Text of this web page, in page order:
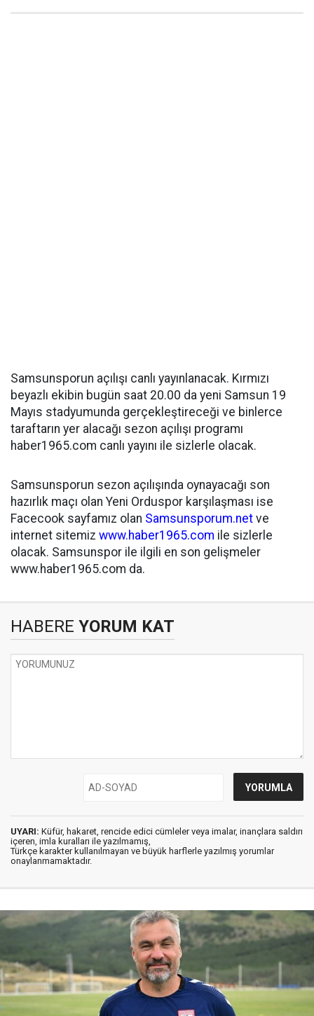
Samsunsporun açılışı canlı yayınlanacak. Kırmızı
beyazlı ekibin bugün saat 20.00 da yeni Samsun 19
Mayıs stadyumunda gerçekleştireceği ve binlerce
taraftarın yer alacağı sezon açılışı programı
haber1965.com canlı yayını ile sizlerle olacak.
Samsunsporun sezon açılışında oynayacağı son
hazırlık maçı olan Yeni Orduspor karşılaşması ise
Facecook sayfamız olan Samsunsporum.net ve
internet sitemiz www.haber1965.com ile sizlerle
olacak. Samsunspor ile ilgili en son gelişmeler
www.haber1965.com da.
HABERE YORUM KAT
UYARI: Küfür, hakaret, rencide edici cümleler veya imalar, inançlara saldırı
içeren, imla kuralları ile yazılmamış,
Türkçe karakter kullanılmayan ve büyük harflerle yazılmış yorumlar
onaylanmamaktadır.